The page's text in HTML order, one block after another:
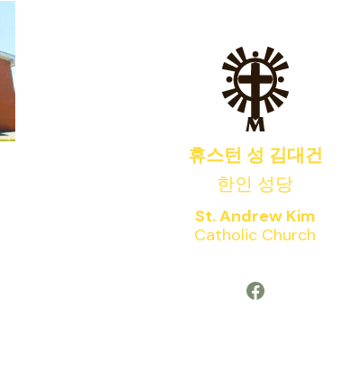
휴스턴 성 김대건
한인 성당
St. Andrew Kim
Catholic Church
Facebook